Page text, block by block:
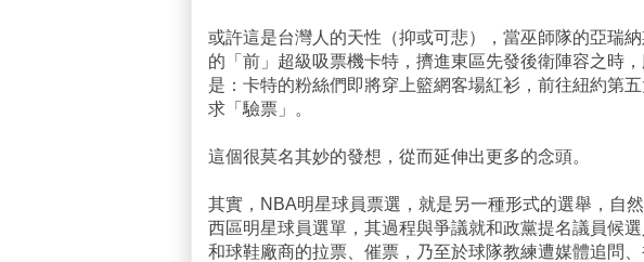
或許這是台灣人的天性（抑或可悲），當巫師隊的亞瑞
的「前」超級吸票機卡特，擠進東區先發後衛陣容之時
是：卡特的粉絲們即將穿上籃網客場紅衫，前往紐約第
求「驗票」。
這個很莫名其妙的發想，從而延伸出更多的念頭。
其實，NBA明星球員票選，就是另一種形式的選舉，自
西區明星球員選單，其過程與爭議就和政黨提名議員候
和球鞋廠商的拉票、催票，乃至於球隊教練遭媒體追問